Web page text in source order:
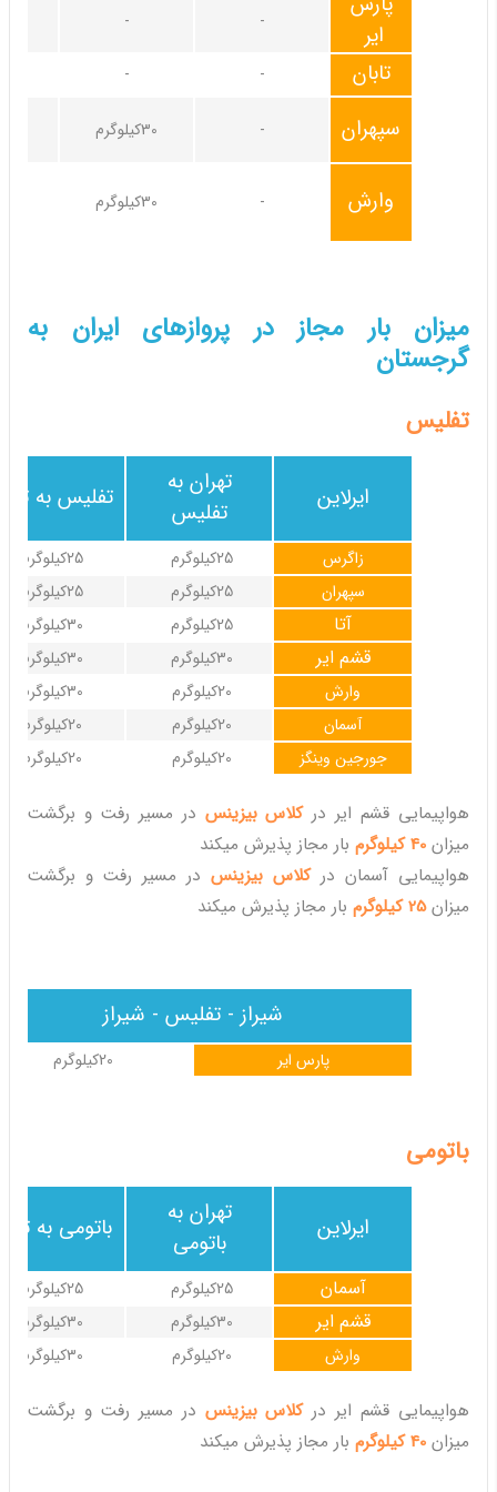
- -
ایر
- - تابان
30کیلوگرم - سپهران
30کیلوگرم - وارش
میزان بار مجاز در پروازهای ایران به
گرجستان
تفلیس
تفلیس به
تهران به
تفلیس
ایرلاین
25کیلوگرم 25کیلوگرم
زاگرس
25کیلوگرم
25کیلوگرم
سپهران
30کیلوگرم
25کیلوگرم آتا
30کیلوگرم 30کیلوگرم قشم ایر
30کیلوگرم 20کیلوگرم
وارش
20کیلوگرم
20کیلوگرم
آسمان
20کیلوگرم
20کیلوگرم جورجین وینگز
هواپیمایی قشم ایر درکلاس بیزینس در مسیر رفت و برگشت
میزان 40 کیلوگرم
بار مجاز پذیرش میکند
هواپیمایی آسمان درکلاس بیزینس در مسیر رفت و برگشت
میزان25 کیلوگرم بار مجاز پذیرش میکند
شیراز - تفلیس - شیراز
20کیلوگرم پارس ایر
باتومی
باتومی به
تهران به
باتومی
ایرلاین
25کیلوگرم 25کیلوگرم آسمان
30کیلوگرم 30کیلوگرم قشم ایر
30کیلوگرم 20کیلوگرم وارش
هواپیمایی قشم ایر درکلاس بیزینس در مسیر رفت و برگشت
میزان 40 کیلوگرم بار مجاز پذیرش میکند